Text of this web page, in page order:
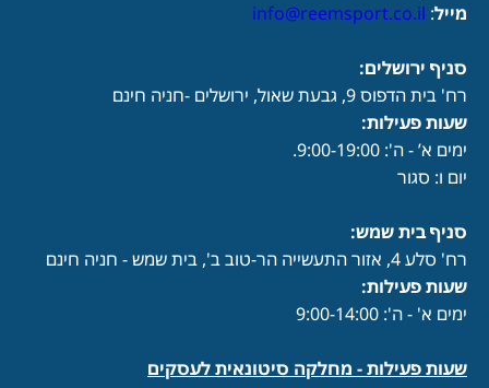
מייל:
info@reemsport.co.il
סניף ירושלים:
רח' בית הדפוס 9, גבעת שאול, ירושלים -חניה חינם
שעות פעילות:
ימים א’ - ה': 9:00-19:00.
יום ו: סגור
סניף בית שמש:
רח' סלע 4, אזור התעשייה הר-טוב ב', בית שמש - חניה חינם
שעות פעילות:
ימים א' - ה': 9:00-14:00
שעות פעילות - מחלקה סיטונאית לעסקים